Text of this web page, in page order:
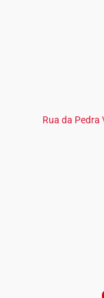
Rua da Pedra